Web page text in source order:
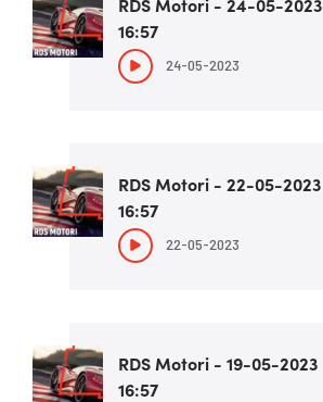
16:57
24-05-2023
RDS Motori - 22-05-2023
16:57
22-05-2023
RDS Motori - 19-05-2023
16:57